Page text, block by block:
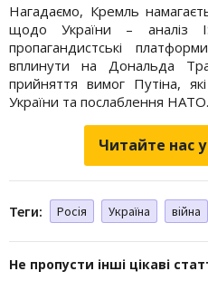
Нагадаємо, Кремль
щодо України – аналіз
пропагандистські
вплинути на Дональда
прийняття вимог Путіна,
України та послаблення НАТО.
Читайте нас
Теги: Росія Україна війна
Не пропусти інші цікаві